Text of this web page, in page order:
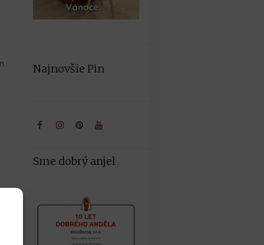
Najnovšie Pin
Sme dobrý anjel